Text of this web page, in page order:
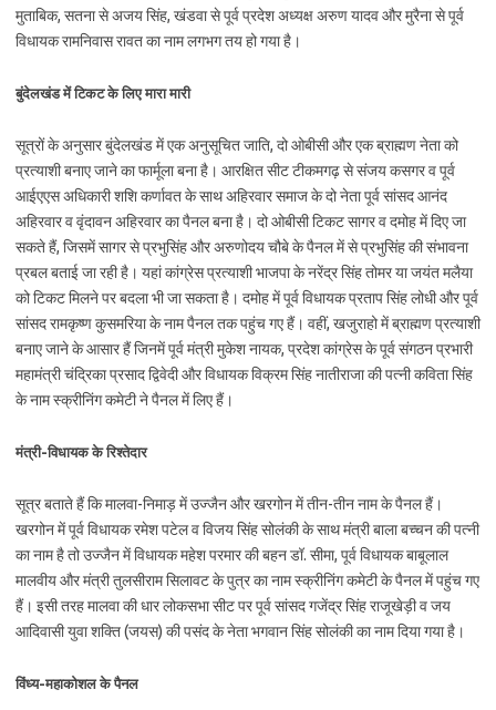
मुताबिक, सतना से अजय सिंह, खंडवा से पूर्व प्रदेश अध्यक्ष अरुण यादव और मुरैना से पूर्व
विधायक रामनिवास रावत का नाम लगभग तय हो गया है।
बुंदेलखंड में टिकट के लिए मारा मारी
सूत्रों के अनुसार बुंदेलखंड में एक अनुसूचित जाति, दो ओबीसी और एक ब्राह्मण नेता को
प्रत्याशी बनाए जाने का फार्मूला बना है। आरक्षित सीट टीकमगढ़ से संजय कसगर व पूर्व
आईएएस अधिकारी शशि कर्णावत के साथ अहिरवार समाज के दो नेता पूर्व सांसद आनंद
अहिरवार व वृंदावन अहिरवार का पैनल बना है। दो ओबीसी टिकट सागर व दमोह में दिए जा
सकते हैं, जिसमें सागर से प्रभुसिंह और अरुणोदय चौबे के पैनल में से प्रभुसिंह की संभावना
प्रबल बताई जा रही है। यहां कांग्रेस प्रत्याशी भाजपा के नरेंद्र सिंह तोमर या जयंत मलैया
को टिकट मिलने पर बदला भी जा सकता है। दमोह में पूर्व विधायक प्रताप सिंह लोधी और पूर्व
सांसद रामकृष्ण कुसमरिया के नाम पैनल तक पहुंच गए हैं। वहीं, खजुराहो में ब्राह्मण प्रत्याशी
बनाए जाने के आसार हैं जिनमें पूर्व मंत्री मुकेश नायक, प्रदेश कांग्रेस के पूर्व संगठन प्रभारी
महामंत्री चंद्रिका प्रसाद द्विवेदी और विधायक विक्रम सिंह नातीराजा की पत्नी कविता सिंह
के नाम स्क्रीनिंग कमेटी ने पैनल में लिए हैं।
मंत्री-विधायक के रिश्तेदार
सूत्र बताते हैं कि मालवा-निमाड़ में उज्जैन और खरगोन में तीन-तीन नाम के पैनल हैं।
खरगोन में पूर्व विधायक रमेश पटेल व विजय सिंह सोलंकी के साथ मंत्री बाला बच्चन की पत्नी
का नाम है तो उज्जैन में विधायक महेश परमार की बहन डॉ. सीमा, पूर्व विधायक बाबूलाल
मालवीय और मंत्री तुलसीराम सिलावट के पुत्र का नाम स्क्रीनिंग कमेटी के पैनल में पहुंच गए
हैं। इसी तरह मालवा की धार लोकसभा सीट पर पूर्व सांसद गजेंद्र सिंह राजूखेड़ी व जय
आदिवासी युवा शक्ति (जयस) की पसंद के नेता भगवान सिंह सोलंकी का नाम दिया गया है।
विंध्य-महाकोशल के पैनल